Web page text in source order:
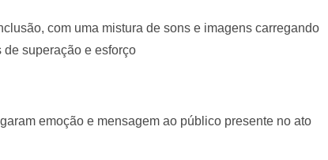
com uma mistura de sons e imagens carregando
de superação e esforço
emoção e mensagem ao público presente no ato